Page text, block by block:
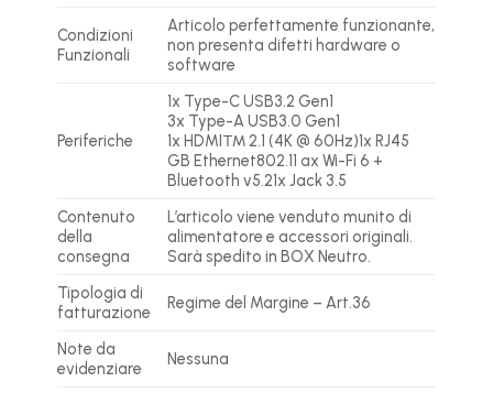
Condizioni
Funzionali
Articolo perfettamente funzionante,
non presenta difetti hardware o
software
Periferiche
1x Type-C USB3.2 Gen1
3x Type-A USB3.0 Gen1
1x HDMI™ 2.1 (4K @ 60Hz)1x RJ45
GB Ethernet802.11 ax Wi-Fi 6 +
Bluetooth v5.21x Jack 3.5
Contenuto
della
consegna
L’articolo viene venduto munito di
alimentatore e accessori originali.
Sarà spedito in BOX Neutro.
Tipologia di
fatturazione
Regime del Margine – Art.36
Note da
evidenziare
Nessuna